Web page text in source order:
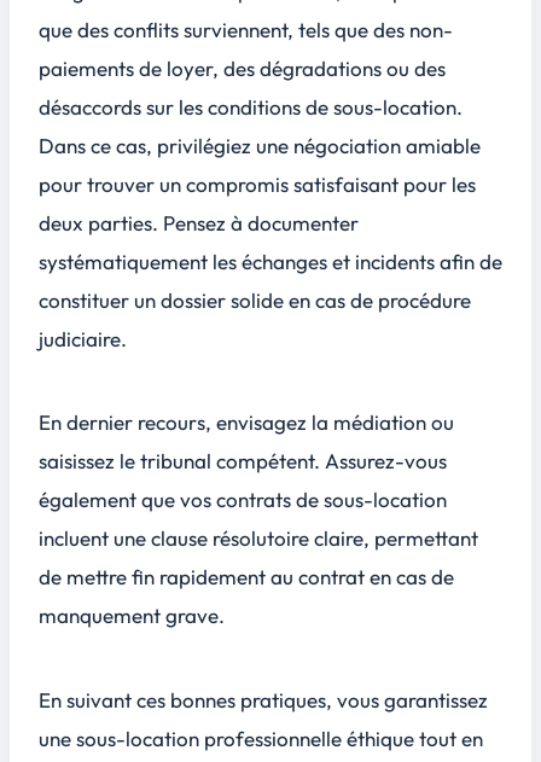
que des conflits surviennent, tels que des non-
paiements de loyer, des dégradations ou des
désaccords sur les conditions de sous-location.
Dans ce cas, privilégiez une négociation amiable
pour trouver un compromis satisfaisant pour les
deux parties. Pensez à documenter
systématiquement les échanges et incidents afin de
constituer un dossier solide en cas de procédure
judiciaire.
En dernier recours, envisagez la médiation ou
saisissez le tribunal compétent. Assurez-vous
également que vos contrats de sous-location
incluent une clause résolutoire claire, permettant
de mettre fin rapidement au contrat en cas de
manquement grave.
En suivant ces bonnes pratiques, vous garantissez
une sous-location professionnelle éthique tout en